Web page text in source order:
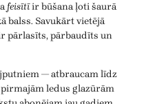
feisītīir būšana ļoti šaurā
balss. Savukārt vietējā
pārlasīts, pārbaudīts un
— atbraucam līdz
ledus glazūrām